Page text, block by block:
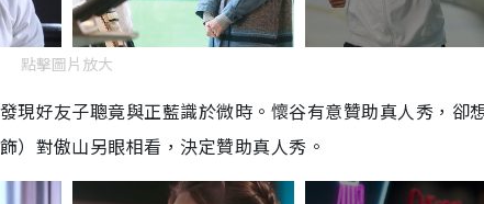
點擊圖片放大
好友子聰竟與正藍識於微時。懷谷有意贊助真人秀，卻
對傲山另眼相看，決定贊助真人秀。